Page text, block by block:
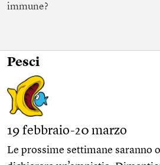
immune?
Pesci
19 febbraio-20 marzo
Le prossime settimane saranno